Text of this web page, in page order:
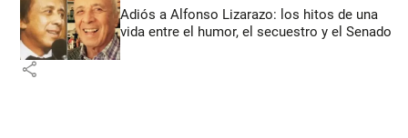
Adiós a Alfonso Lizarazo: los hitos de una
vida entre el humor, el secuestro y el Senado
share